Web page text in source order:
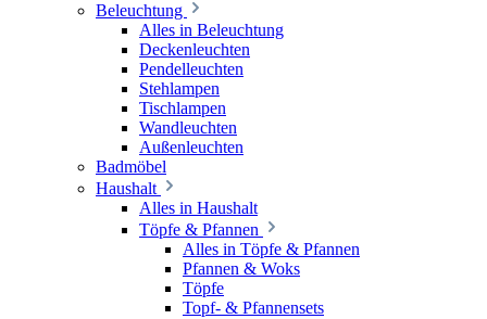
Beleuchtung
Alles in Beleuchtung
Deckenleuchten
Pendelleuchten
Stehlampen
Tischlampen
Wandleuchten
Außenleuchten
Badmöbel
Haushalt
Alles in Haushalt
Töpfe & Pfannen
Alles in Töpfe & Pfannen
Pfannen & Woks
Töpfe
Topf- & Pfannensets